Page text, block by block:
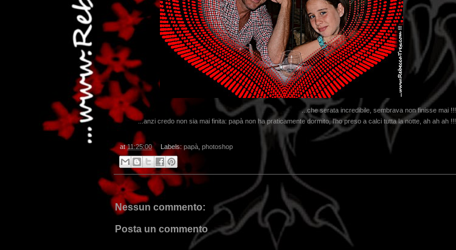
...che serata incredibile, sembrava non finisse mai !!!
...anzi credo non sia mai finita: papà non ha praticamente dormito, l'ho preso a calci tutta la notte, ah ah ah !!!
at11:25:00 Labels:papà, photoshop
Nessun commento:
Posta un commento